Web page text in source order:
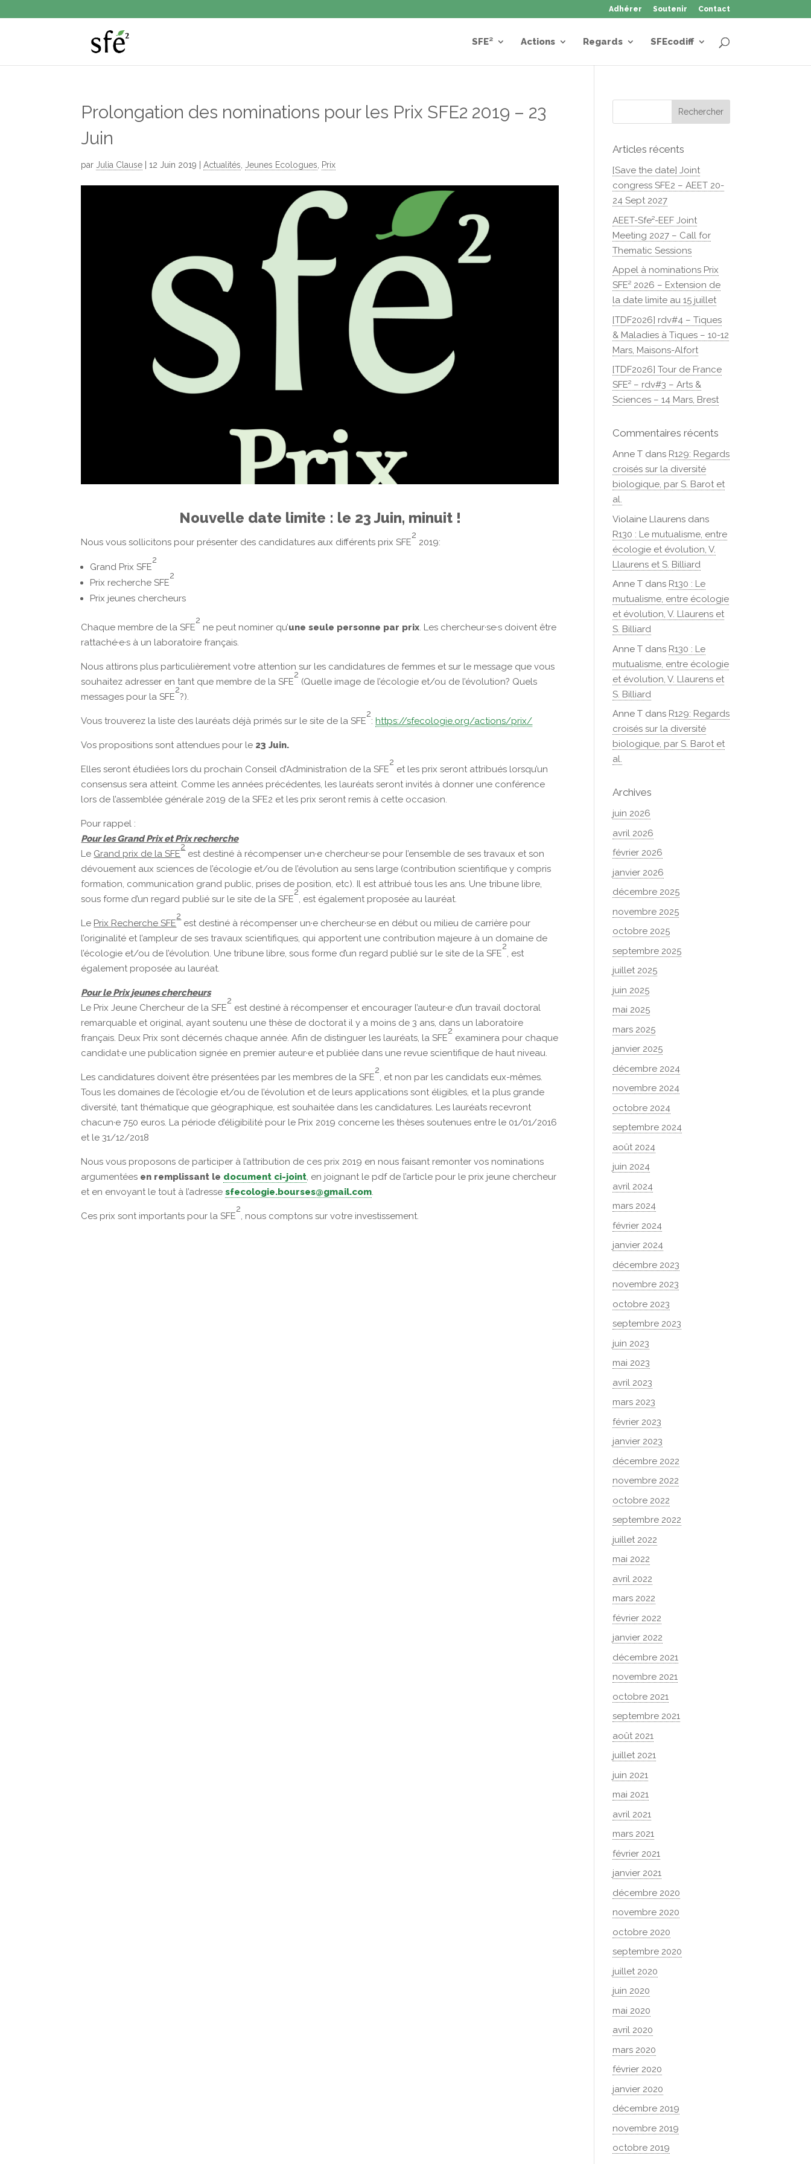
Adhérer Soutenir Contact
SFE² Actions Regards SFEcodiff
Prolongation des nominations pour les Prix SFE2 2019 – 23
Juin
par Julia Clause |12 Juin 2019 |Actualités Jeunes Ecologues Prix
Nouvelle date limite : le 23 Juin, minuit !
Nous vous sollicitons pour présenter des candidatures aux différents prix SFE
2
2019:
Grand Prix SFE
2
Prix recherche SFE
2
Prix jeunes chercheurs
Chaque membre de la SFE
2
ne peut nominer qu’une seule personne par prix. Les chercheur·se·s doivent être
rattaché·e·s à un laboratoire français.
Nous attirons plus particulièrement votre attention sur les candidatures de femmes et sur le message que vous
souhaitez adresser en tant que membre de la SFE
2
(Quelle image de l’écologie et/ou de l’évolution? Quels
messages pour la SFE
2
?).
Vous trouverez la liste des lauréats déjà primés sur le site de la SFE
2
:https://sfecologie.org/actions/prix/
Vos propositions sont attendues pour le 23 Juin.
Elles seront étudiées lors du prochain Conseil d’Administration de la SFE
2
et les prix seront attribués lorsqu’un
consensus sera atteint. Comme les années précédentes, les lauréats seront invités à donner une conférence
lors de l’assemblée générale 2019 de la SFE2 et les prix seront remis à cette occasion.
Pour rappel :
Pour les Grand Prix et Prix recherche
Le Grand prix de la SFE
2
est destiné à récompenser un·e chercheur·se pour l’ensemble de ses travaux et son
dévouement aux sciences de l’écologie et/ou de l’évolution au sens large (contribution scientifique y compris
formation, communication grand public, prises de position, etc). Il est attribué tous les ans. Une tribune libre,
sous forme d’un regard publié sur le site de la SFE
2
, est également proposée au lauréat.
Le Prix Recherche SFE
2
est destiné à récompenser un·e chercheur·se en début ou milieu de carrière pour
l’originalité et l’ampleur de ses travaux scientifiques, qui apportent une contribution majeure à un domaine de
l’écologie et/ou de l’évolution. Une tribune libre, sous forme d’un regard publié sur le site de la SFE
2
, est
également proposée au lauréat.
Pour le Prix jeunes chercheurs
Le Prix Jeune Chercheur de la SFE
2
est destiné à récompenser et encourager l’auteur·e d’un travail doctoral
remarquable et original, ayant soutenu une thèse de doctorat il y a moins de 3 ans, dans un laboratoire
français. Deux Prix sont décernés chaque année. Afin de distinguer les lauréats, la SFE
2
examinera pour chaque
candidat·e une publication signée en premier auteur·e et publiée dans une revue scientifique de haut niveau.
Les candidatures doivent être présentées par les membres de la SFE
2
, et non par les candidats eux-mêmes.
Tous les domaines de l’écologie et/ou de l’évolution et de leurs applications sont éligibles, et la plus grande
diversité, tant thématique que géographique, est souhaitée dans les candidatures. Les lauréats recevront
chacun·e 750 euros. La période d’éligibilité pour le Prix 2019 concerne les thèses soutenues entre le 01/01/2016
et le 31/12/2018
Nous vous proposons de participer à l’attribution de ces prix 2019 en nous faisant remonter vos nominations
argumentées en remplissant le document ci-joint, en joignant le pdf de l’article pour le prix jeune chercheur
et en envoyant le tout à l’adressesfecologie.bourses@gmail.com.
Ces prix sont importants pour la SFE
2
, nous comptons sur votre investissement.
Articles récents
[Save the date] Joint
congress SFE2 – AEET 20-
24 Sept 2027
AEET-Sfe²-EEF Joint
Meeting 2027 – Call for
Thematic Sessions
Appel à nominations Prix
SFE² 2026 – Extension de
la date limite au 15 juillet
[TDF2026] rdv#4 – Tiques
& Maladies à Tiques – 10-12
Mars, Maisons-Alfort
[TDF2026] Tour de France
SFE² – rdv#3 – Arts &
Sciences – 14 Mars, Brest
Commentaires récents
Anne T dans R129: Regards
croisés sur la diversité
biologique, par S. Barot et
al.
Violaine Llaurens dans
R130 : Le mutualisme, entre
écologie et évolution, V.
Llaurens et S. Billiard
Anne T dans R130 : Le
mutualisme, entre écologie
et évolution, V. Llaurens et
S. Billiard
Anne T dans R130 : Le
mutualisme, entre écologie
et évolution, V. Llaurens et
S. Billiard
Anne T dans R129: Regards
croisés sur la diversité
biologique, par S. Barot et
al.
Archives
juin 2026
avril 2026
février 2026
janvier 2026
décembre 2025
novembre 2025
octobre 2025
septembre 2025
juillet 2025
juin 2025
mai 2025
mars 2025
janvier 2025
décembre 2024
novembre 2024
octobre 2024
septembre 2024
août 2024
juin 2024
avril 2024
mars 2024
février 2024
janvier 2024
décembre 2023
novembre 2023
octobre 2023
septembre 2023
juin 2023
mai 2023
avril 2023
mars 2023
février 2023
janvier 2023
décembre 2022
novembre 2022
octobre 2022
septembre 2022
juillet 2022
mai 2022
avril 2022
mars 2022
février 2022
janvier 2022
décembre 2021
novembre 2021
octobre 2021
septembre 2021
août 2021
juillet 2021
juin 2021
mai 2021
avril 2021
mars 2021
février 2021
janvier 2021
décembre 2020
novembre 2020
octobre 2020
septembre 2020
juillet 2020
juin 2020
mai 2020
avril 2020
mars 2020
février 2020
janvier 2020
décembre 2019
novembre 2019
octobre 2019